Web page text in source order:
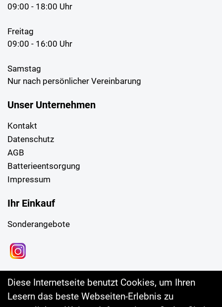
09:00 - 18:00 Uhr
Freitag
09:00 - 16:00 Uhr
Samstag
Nur nach persönlicher Vereinbarung
Unser Unternehmen
Kontakt
Datenschutz
AGB
Batterieentsorgung
Impressum
Ihr Einkauf
Sonderangebote
Diese Internetseite benutzt Cookies, um Ihren
Lesern das beste Webseiten-Erlebnis zu